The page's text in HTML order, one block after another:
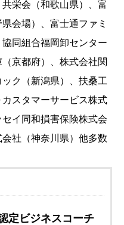
栄会（和歌山県）、富
会場）、富士通ファミ
同組合福岡卸センター
京都府）、株式会社関
ク（新潟県）、扶桑工
スタマーサービス株式
イ同和損害保険株式会
社（神奈川県）他多数
定ビジネスコーチ